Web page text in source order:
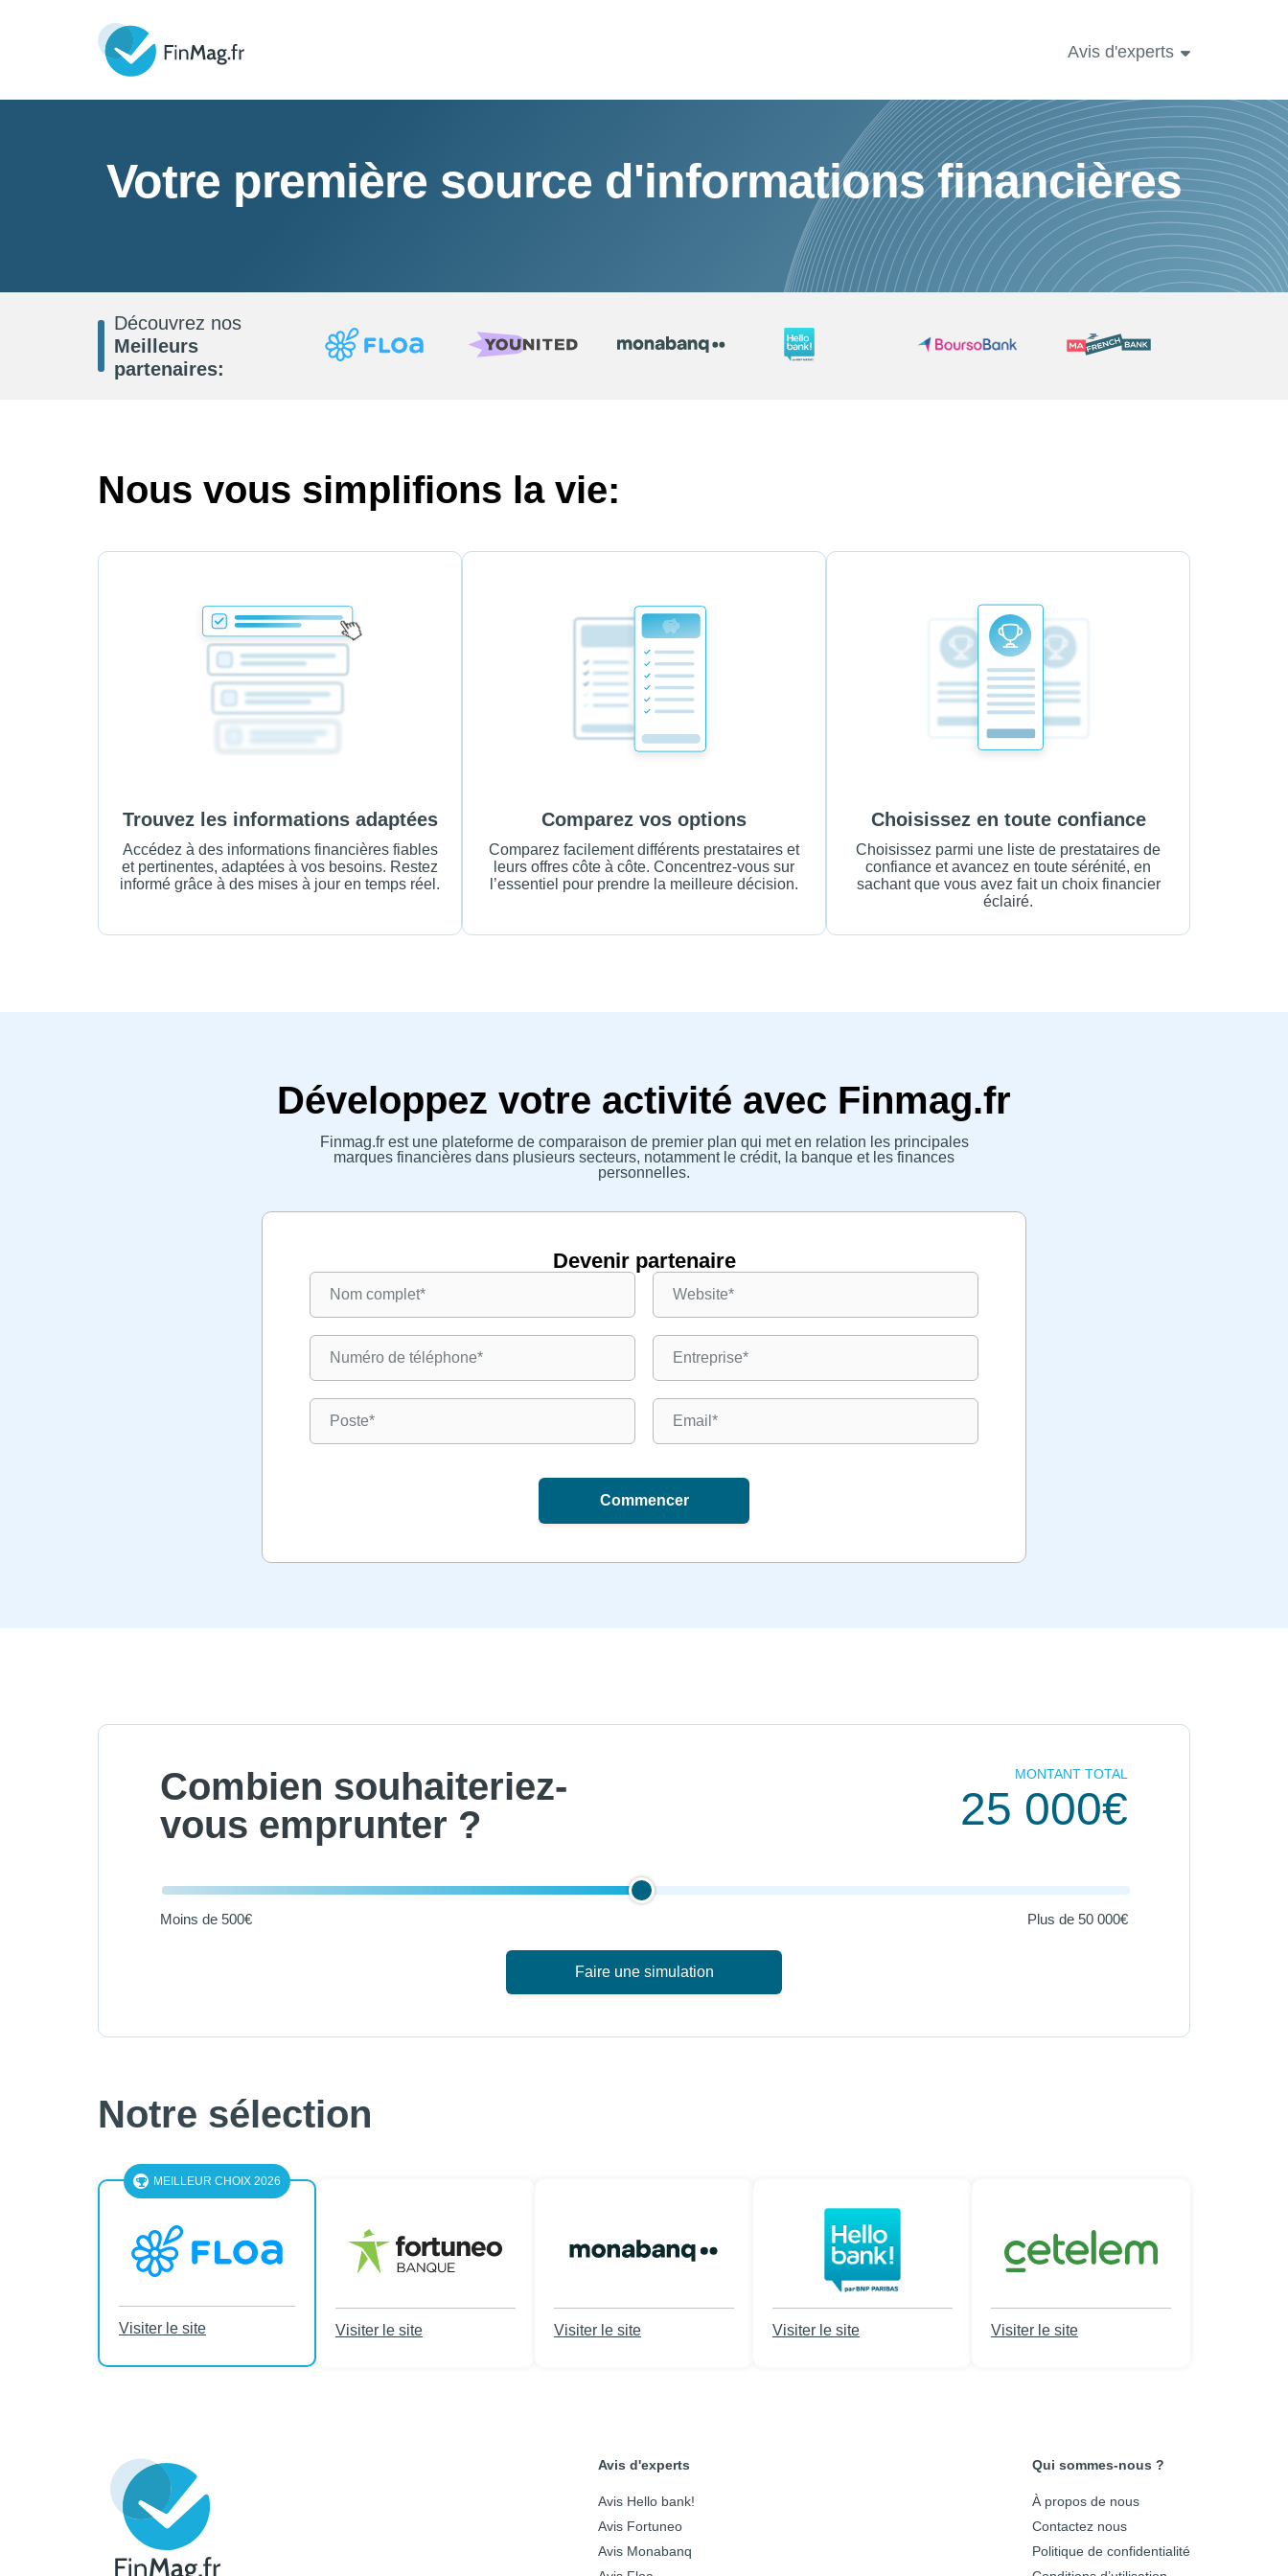
Avis d'experts
Votre première source d'informations financières
Découvrez nos
Meilleurs
partenaires:
Nous vous simplifions la vie:
Trouvez les informations adaptées
Accédez à des informations financières fiables
et pertinentes, adaptées à vos besoins. Restez
informé grâce à des mises à jour en temps réel.
Comparez vos options
Comparez facilement différents prestataires et
leurs offres côte à côte. Concentrez-vous sur
l’essentiel pour prendre la meilleure décision.
Choisissez en toute confiance
Choisissez parmi une liste de prestataires de
confiance et avancez en toute sérénité, en
sachant que vous avez fait un choix financier
éclairé.
Développez votre activité avec Finmag.fr
Finmag.fr est une plateforme de comparaison de premier plan qui met en relation les principales
marques financières dans plusieurs secteurs, notamment le crédit, la banque et les finances
personnelles.
Devenir partenaire
Commencer
Combien souhaiteriez-
vous emprunter ?
MONTANT TOTAL
25 000€
Moins de 500€ Plus de 50 000€
Faire une simulation
Notre sélection
MEILLEUR CHOIX 2026
Visiter le site Visiter le site Visiter le site Visiter le site Visiter le site
Avis d'experts
Avis Hello bank!
Avis Fortuneo
Avis Monabanq
Qui sommes-nous ?
À propos de nous
Contactez nous
Politique de confidentialité